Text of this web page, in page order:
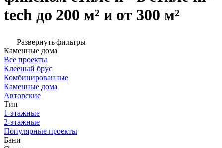
tech до 200 м² и от 300 м²
Развернуть фильтры
Каменные дома
Все проекты
Клееный брус
Комбинированные
Каменные дома
Авторские
Тип
1-этажные
2-этажные
Популярные проекты
Бани